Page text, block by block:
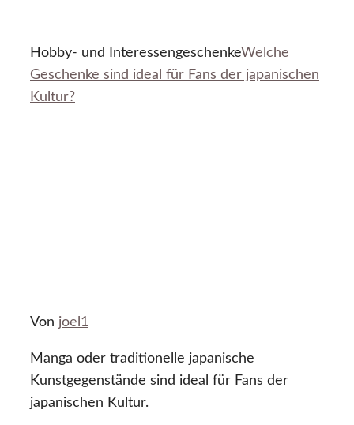
Hobby- und InteressengeschenkeWelche
Geschenke sind ideal für Fans der japanischen
Kultur?
Von joel1
Manga oder traditionelle japanische
Kunstgegenstände sind ideal für Fans der
japanischen Kultur.